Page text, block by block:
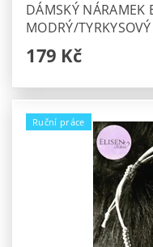
DÁMSKÝ NÁRAMEK
MODRÝ/TYRKYSOVÝ
179 Kč
Ruční práce